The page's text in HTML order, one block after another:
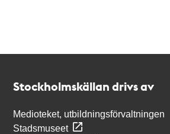
Stockholmskällan drivs av
Medioteket, utbildningsförvaltningen
Stadsmuseet